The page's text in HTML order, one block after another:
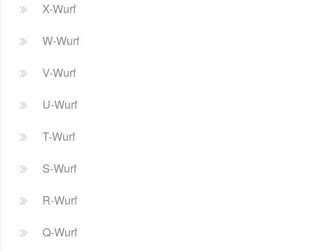
X-Wurf
W-Wurf
V-Wurf
U-Wurf
T-Wurf
S-Wurf
R-Wurf
Q-Wurf